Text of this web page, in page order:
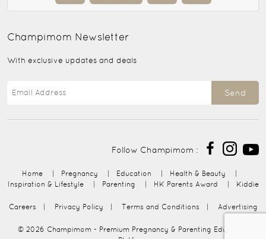
Champimom Newsletter
With exclusive updates and deals
Send
Follow Champimom :
Home | Pregnancy | Education | Health & Beauty
|
Inspiration & Lifestyle
| Parenting | HK Parents Award | Kiddie
Careers | Privacy Policy | Terms and Conditions | Advertising
© 2026 Champimom - Premium Pregnancy & Parenting Education